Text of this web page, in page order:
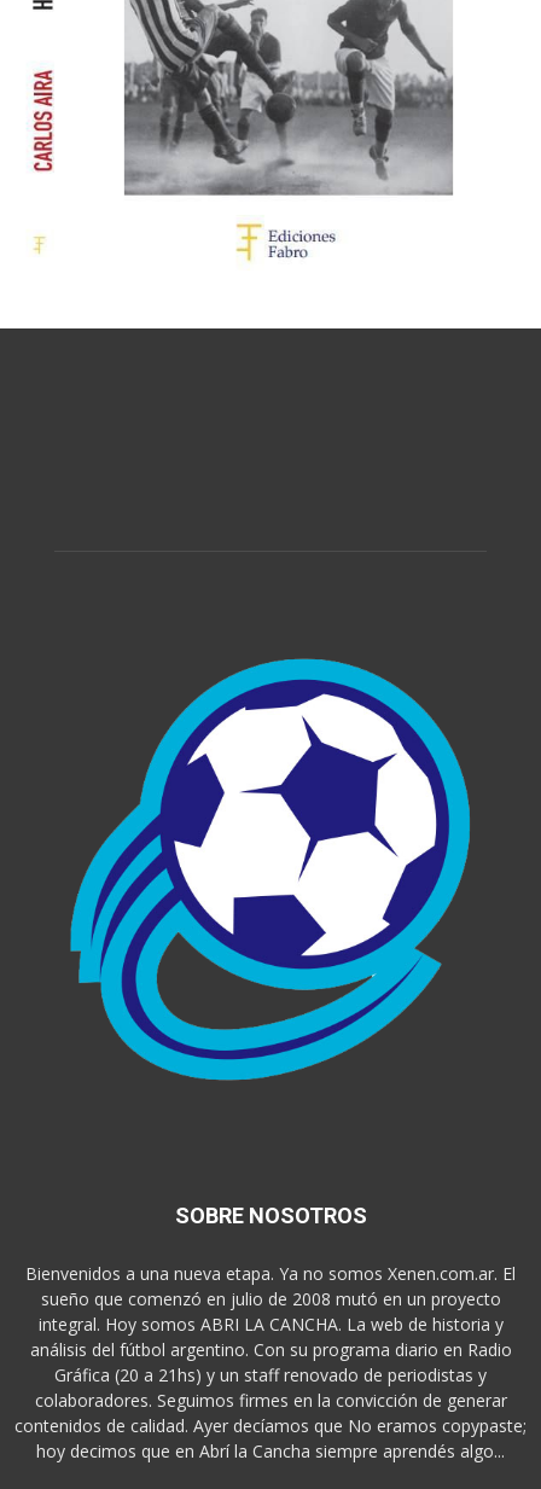
SOBRE NOSOTROS
Bienvenidos a una nueva etapa. Ya no somos Xenen.com.ar. El
sueño que comenzó en julio de 2008 mutó en un proyecto
integral. Hoy somos ABRI LA CANCHA. La web de historia y
análisis del fútbol argentino. Con su programa diario en Radio
Gráfica (20 a 21hs) y un staff renovado de periodistas y
colaboradores. Seguimos firmes en la convicción de generar
contenidos de calidad. Ayer decíamos que No eramos copypaste;
hoy decimos que en Abrí la Cancha siempre aprendés algo...